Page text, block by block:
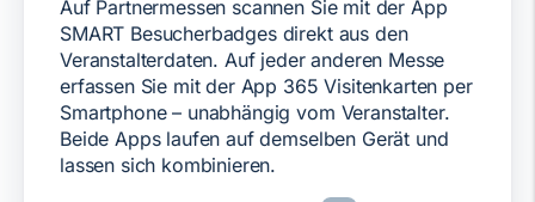
Auf Partnermessen scannen Sie mit der App
SMART Besucherbadges direkt aus den
Veranstalterdaten. Auf jeder anderen Messe
erfassen Sie mit der App 365 Visitenkarten per
Smartphone – unabhängig vom Veranstalter.
Beide Apps laufen auf demselben Gerät und
lassen sich kombinieren.